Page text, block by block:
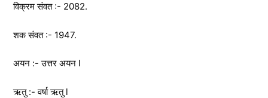
विक्रम संवत :- 2082.
शक संवत :- 1947.
अयन :- उत्तर अयन l
ऋतु :- वर्षा ऋतु l